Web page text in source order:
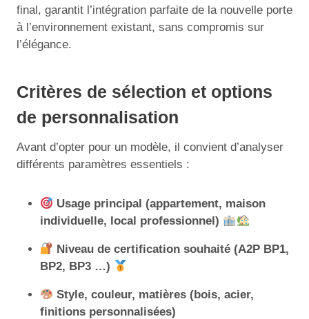
final, garantit l’intégration parfaite de la nouvelle porte
à l’environnement existant, sans compromis sur
l’élégance.
Critères de sélection et options
de personnalisation
Avant d’opter pour un modèle, il convient d’analyser
différents paramètres essentiels :
Usage principal (appartement, maison
individuelle, local professionnel)
Niveau de certification souhaité (A2P BP1,
BP2, BP3 …)
Style, couleur, matières (bois, acier,
finitions personnalisées)